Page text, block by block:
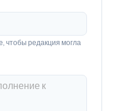
чтобы редакция могла